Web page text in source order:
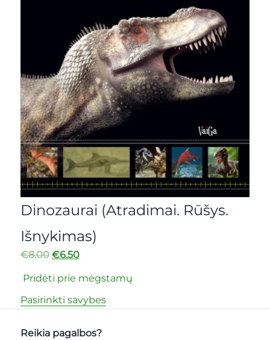
Dinozaurai (Atradimai. Rūšys.
Išnykimas)
€8.00 €6.50
Pridėti prie mėgstamų
Pasirinkti savybes
Reikia pagalbos?